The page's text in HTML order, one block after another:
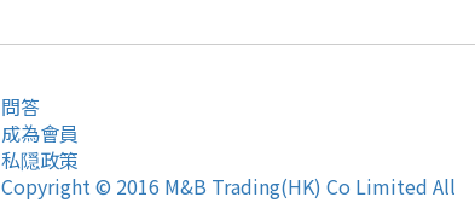
問答
成為會員
私隠政策
Copyright © 2016 M&B Trading(HK) Co Limited All